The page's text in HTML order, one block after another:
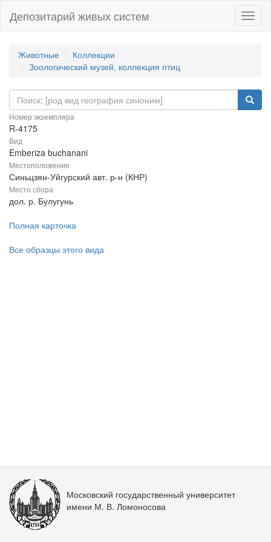
Депозитарий живых систем
Животные
Коллекции
Зоологический музей, коллекция птиц
Номер экземпляра
R-4175
Вид
Emberiza buchanani
Местоположение
Синьцзян-Уйгурский авт. р-н (КНР)
Место сбора
дол. р. Булугунь
Полная карточка
Все образцы этого вида
Московский государственный университет
имени М. В. Ломоносова